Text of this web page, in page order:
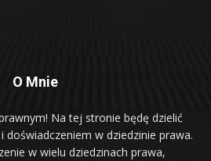
O Mnie
Na tej stronie będę dzielić
doświadczeniem w dziedzinie prawa.
w wielu dziedzinach prawa,